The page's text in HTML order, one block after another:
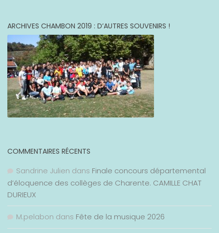
ARCHIVES CHAMBON 2019 : D’AUTRES SOUVENIRS !
COMMENTAIRES RÉCENTS
Sandrine Julien dans Finale concours départemental
d’éloquence des collèges de Charente. CAMILLE CHAT
DURIEUX
M.pelabon dans Fête de la musique 2026